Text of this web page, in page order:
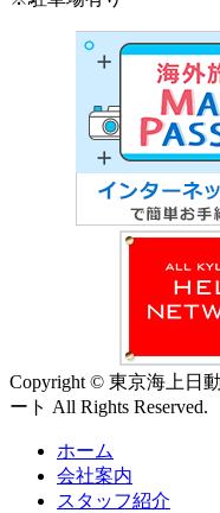
Copyright © 東京海上日
ート All Rights Reserved.
ホーム
会社案内
スタッフ紹介